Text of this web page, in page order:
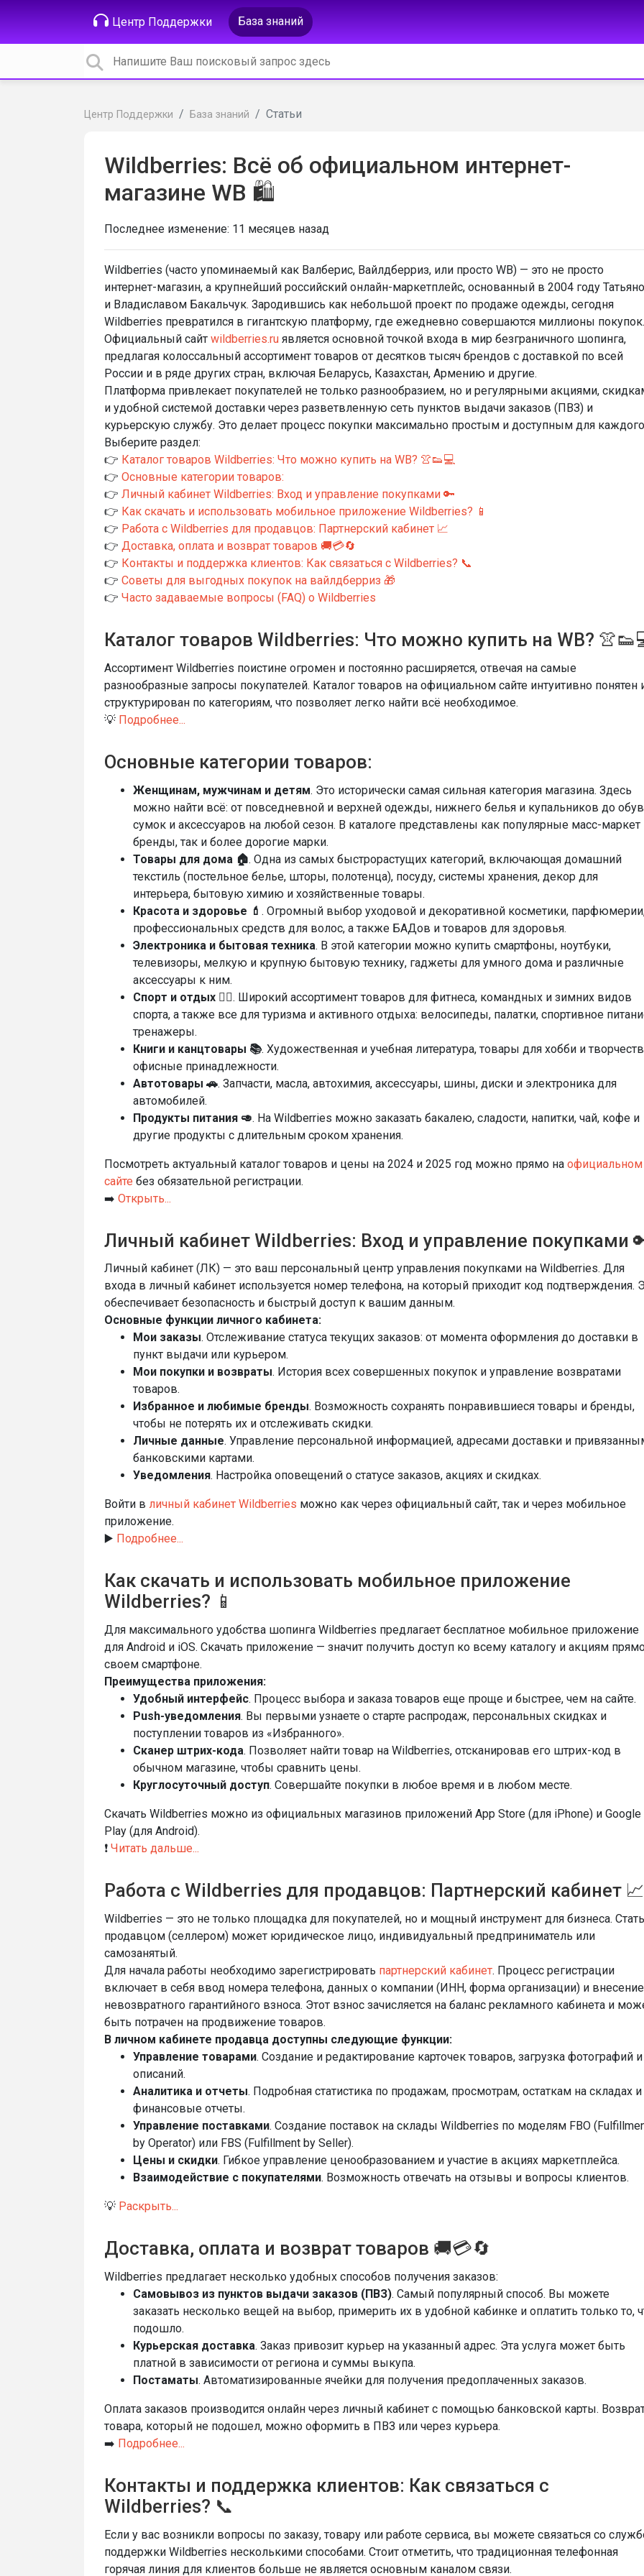
Центр Поддержки База знаний
Центр Поддержки База знаний Статьи
Wildberries: Всё об официальном интернет-
магазине WB 🛍️
Последнее изменение: 11 месяцев назад
Wildberries (часто упоминаемый как Валберис, Вайлдберриз, или просто WB) — это не просто
интернет-магазин, а крупнейший российский онлайн-маркетплейс, основанный в 2004 году
и Владиславом Бакальчук. Зародившись как небольшой проект по продаже одежды, сегодня
Wildberries превратился в гигантскую платформу, где ежедневно совершаются миллионы покупок.
Официальный сайт wildberries.ru является основной точкой входа в мир безграничного шопинга,
предлагая колоссальный ассортимент товаров от десятков тысяч брендов с доставкой по всей
России и в ряде других стран, включая Беларусь, Казахстан, Армению и другие.
Платформа привлекает покупателей не только разнообразием, но и регулярными акциями,
и удобной системой доставки через разветвленную сеть пунктов выдачи заказов (ПВЗ) и
курьерскую службу. Это делает процесс покупки максимально простым и доступным для
Выберите раздел:
👉 Каталог товаров Wildberries: Что можно купить на WB? 👚👟💻
👉 Основные категории товаров:
👉 Личный кабинет Wildberries: Вход и управление покупками 🔑
👉 Как скачать и использовать мобильное приложение Wildberries? 📱
👉 Работа с Wildberries для продавцов: Партнерский кабинет 📈
👉 Доставка, оплата и возврат товаров 🚚💳🔄
👉 Контакты и поддержка клиентов: Как связаться с Wildberries? 📞
👉 Советы для выгодных покупок на вайлдберриз 🎁
👉 Часто задаваемые вопросы (FAQ) о Wildberries
Каталог товаров Wildberries: Что можно купить на WB?
Ассортимент Wildberries поистине огромен и постоянно расширяется, отвечая на самые
разнообразные запросы покупателей. Каталог товаров на официальном сайте интуитивно понятен
структурирован по категориям, что позволяет легко найти всё необходимое.
💡 Подробнее...
Основные категории товаров:
Женщинам, мужчинам и детям. Это исторически самая сильная категория магазина. Здесь
можно найти всё: от повседневной и верхней одежды, нижнего белья и купальников до
сумок и аксессуаров на любой сезон. В каталоге представлены как популярные масс-маркет
бренды, так и более дорогие марки.
Товары для дома 🏠. Одна из самых быстрорастущих категорий, включающая домашний
текстиль (постельное белье, шторы, полотенца), посуду, системы хранения, декор для
интерьера, бытовую химию и хозяйственные товары.
Красота и здоровье 💄 . Огромный выбор уходовой и декоративной косметики,
профессиональных средств для волос, а также БАДов и товаров для здоровья.
Электроника и бытовая техника. В этой категории можно купить смартфоны, ноутбуки,
телевизоры, мелкую и крупную бытовую технику, гаджеты для умного дома и различные
аксессуары к ним.
Спорт и отдых 🚴‍♂️. Широкий ассортимент товаров для фитнеса, командных и зимних видов
спорта, а также все для туризма и активного отдыха: велосипеды, палатки, спортивное
тренажеры.
Книги и канцтовары 📚. Художественная и учебная литература, товары для хобби и
офисные принадлежности.
Автотовары 🚗. Запчасти, масла, автохимия, аксессуары, шины, диски и электроника для
автомобилей.
Продукты питания 🥑. На Wildberries можно заказать бакалею, сладости, напитки, чай, кофе и
другие продукты с длительным сроком хранения.
Посмотреть актуальный каталог товаров и цены на 2024 и 2025 год можно прямо на официальном
сайте без обязательной регистрации.
➡️ Открыть...
Личный кабинет Wildberries: Вход и управление покупками
Личный кабинет (ЛК) — это ваш персональный центр управления покупками на Wildberries. Для
входа в личный кабинет используется номер телефона, на который приходит код подтверждения.
обеспечивает безопасность и быстрый доступ к вашим данным.
Основные функции личного кабинета:
Мои заказы. Отслеживание статуса текущих заказов: от момента оформления до доставки в
пункт выдачи или курьером.
Мои покупки и возвраты. История всех совершенных покупок и управление возвратами
товаров.
Избранное и любимые бренды. Возможность сохранять понравившиеся товары и бренды,
чтобы не потерять их и отслеживать скидки.
Личные данные. Управление персональной информацией, адресами доставки и
банковскими картами.
Уведомления. Настройка оповещений о статусе заказов, акциях и скидках.
Войти в личный кабинет Wildberries можно как через официальный сайт, так и через мобильное
приложение.
▶️ Подробнее...
Как скачать и использовать мобильное приложение
Wildberries? 📱
Для максимального удобства шопинга Wildberries предлагает бесплатное мобильное приложение
для Android и iOS. Скачать приложение — значит получить доступ ко всему каталогу и акциям
своем смартфоне.
Преимущества приложения:
Удобный интерфейс. Процесс выбора и заказа товаров еще проще и быстрее, чем на сайте.
Push-уведомления. Вы первыми узнаете о старте распродаж, персональных скидках и
поступлении товаров из «Избранного».
Сканер штрих-кода. Позволяет найти товар на Wildberries, отсканировав его штрих-код в
обычном магазине, чтобы сравнить цены.
Круглосуточный доступ. Совершайте покупки в любое время и в любом месте.
Скачать Wildberries можно из официальных магазинов приложений App Store (для iPhone) и Google
Play (для Android).
❗️ Читать дальше...
Работа с Wildberries для продавцов: Партнерский кабинет 📈
Wildberries — это не только площадка для покупателей, но и мощный инструмент для бизнеса. Стать
продавцом (селлером) может юридическое лицо, индивидуальный предприниматель или
самозанятый.
Для начала работы необходимо зарегистрировать партнерский кабинет. Процесс регистрации
включает в себя ввод номера телефона, данных о компании (ИНН, форма организации) и внесение
невозвратного гарантийного взноса. Этот взнос зачисляется на баланс рекламного кабинета и
быть потрачен на продвижение товаров.
В личном кабинете продавца доступны следующие функции:
Управление товарами. Создание и редактирование карточек товаров, загрузка фотографий и
описаний.
Аналитика и отчеты. Подробная статистика по продажам, просмотрам, остаткам на складах и
финансовые отчеты.
Управление поставками. Создание поставок на склады Wildberries по моделям FBO
by Operator) или FBS (Fulfillment by Seller).
Цены и скидки. Гибкое управление ценообразованием и участие в акциях маркетплейса.
Взаимодействие с покупателями. Возможность отвечать на отзывы и вопросы клиентов.
💡 Раскрыть...
Доставка, оплата и возврат товаров 🚚💳🔄
Wildberries предлагает несколько удобных способов получения заказов:
Самовывоз из пунктов выдачи заказов (ПВЗ). Самый популярный способ. Вы можете
заказать несколько вещей на выбор, примерить их в удобной кабинке и оплатить только то,
подошло.
Курьерская доставка. Заказ привозит курьер на указанный адрес. Эта услуга может быть
платной в зависимости от региона и суммы выкупа.
Постаматы. Автоматизированные ячейки для получения предоплаченных заказов.
Оплата заказов производится онлайн через личный кабинет с помощью банковской карты.
товара, который не подошел, можно оформить в ПВЗ или через курьера.
➡️ Подробнее...
Контакты и поддержка клиентов: Как связаться с
Wildberries? 📞
Если у вас возникли вопросы по заказу, товару или работе сервиса, вы можете связаться со
поддержки Wildberries несколькими способами. Стоит отметить, что традиционная телефонная
горячая линия для клиентов больше не является основным каналом связи.